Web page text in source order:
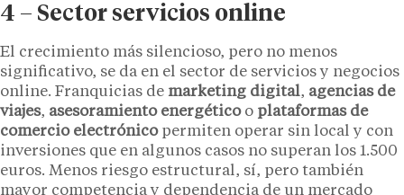
4 – Sector servicios online
El crecimiento más silencioso, pero no menos
significativo, se da en el sector de servicios y negocios
online. Franquicias de marketing digital, agencias de
viajes, asesoramiento energéticoo plataformas de
comercio electrónicopermiten operar sin local y con
inversiones que en algunos casos no superan los 1.500
euros. Menos riesgo estructural, sí, pero también
mayor competencia y dependencia de un mercado